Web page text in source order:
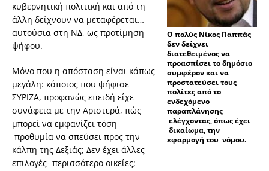
Ο πολύς Νίκος Παππάς
δεν δείχνει
διατεθειμένος να
προασπίσει το δημόσιο
συμφέρον και να
προστατεύσει τους
πολίτες από το
ενδεχόμενο
παραπλάνησης
ελέγχοντας, όπως έχει
δικαίωμα, την
εφαρμογή του νόμου.
κυβερνητική πολιτική και από τη
άλλη δείχνουν να μεταφέρεται…
αυτούσια στη ΝΔ, ως προτίμηση
ψήφου.
Μόνο που η απόσταση είναι κάπως
μεγάλη: κάποιος που ψήφισε
ΣΥΡΙΖΑ, προφανώς επειδή είχε
συνάφεια με την Αριστερά, πώς
μπορεί να εμφανίζει τόση
προθυμία να σπεύσει προς την
κάλπη της Δεξιάς; Δεν έχει άλλες
επιλογές- περισσότερο οικείες;